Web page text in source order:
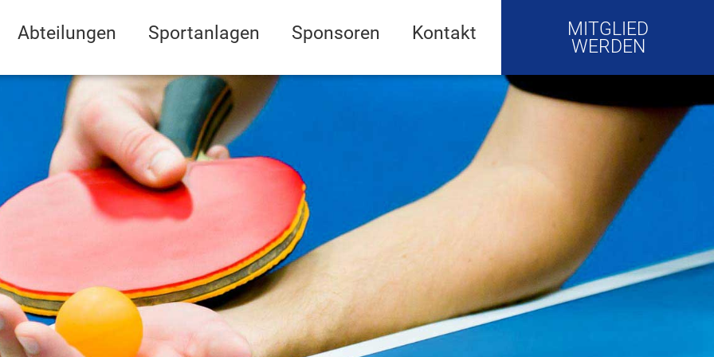
Abteilungen Sportanlagen Sponsoren Kontakt
MITGLIED
WERDEN